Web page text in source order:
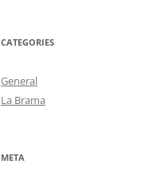
CATEGORIES
General
La Brama
META